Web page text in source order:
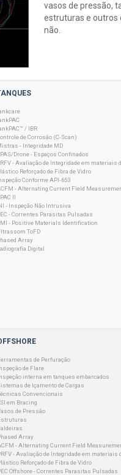
vasos de pressão,
estruturas e outros
não.
/ IBR
de Corrosão (C-Scan)
- Integridade MD
Drone - Espaços Confinados
- Avaliação de Integridade em materiais
Reforçado de Fibra de Vidro
Conforme API-653
- Alternating Current Field
II
- Inspeção Não Intrusiva
- Correntes Parasitas Pulsadas
- Positive Materials Identification
ToFD
Array
Digital
de Perfuração
de Flare
interna em tanques embarcados
de Içamento de Cargas
Convencionais
em Bracing
de Pressão
Array
- Alternating Current Field
- Avaliação de Integridade em materiais
Reforçado de Fibra de Vidro
Offshore - Correntes Parasitas Pulsadas